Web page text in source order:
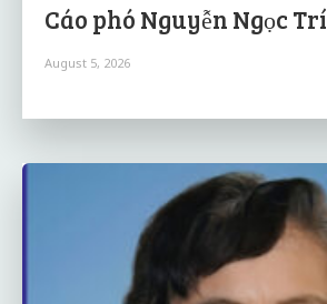
Cáo phó Nguyễn Ngọc Trí
August 5, 2026